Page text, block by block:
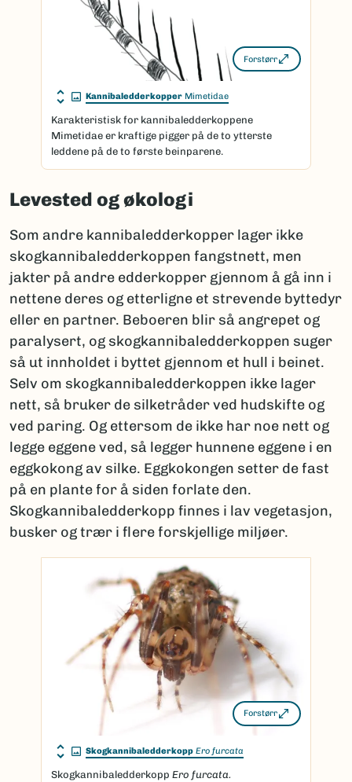
Forstørr
Kannibaledderkopper Mimetidae
Karakteristisk for kannibaledderkoppene
Mimetidae er kraftige pigger på de to ytterste
leddene på de to første beinparene.
Levested og økologi
Som andre kannibaledderkopper lager ikke
skogkannibaledderkoppen fangstnett, men
jakter på andre edderkopper gjennom å gå inn i
nettene deres og etterligne et strevende byttedyr
eller en partner. Beboeren blir så angrepet og
paralysert, og skogkannibaledderkoppen suger
så ut innholdet i byttet gjennom et hull i beinet.
Selv om skogkannibaledderkoppen ikke lager
nett, så bruker de silketråder ved hudskifte og
ved paring. Og ettersom de ikke har noe nett og
legge eggene ved, så legger hunnene eggene i en
eggkokong av silke. Eggkokongen setter de fast
på en plante for å siden forlate den.
Skogkannibaledderkopp finnes i lav vegetasjon,
busker og trær i flere forskjellige miljøer.
Forstørr
Skogkannibaledderkopp Ero furcata
Skogkannibaledderkopp Ero furcata.